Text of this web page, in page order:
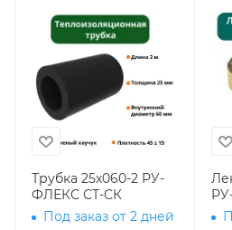
Трубка 25х060-2 РУ-
ФЛЕКС СТ-СК
Под заказ от 2 дней